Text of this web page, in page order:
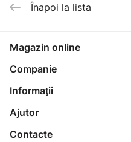
Înapoi la lista
Magazin online
Companie
Informaţii
Ajutor
Contacte